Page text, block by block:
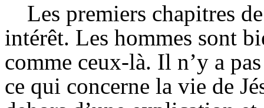
Les premiers chapitres
intérêt. Les hommes sont
comme ceux-là. Il n’y a
ce qui concerne la vie de